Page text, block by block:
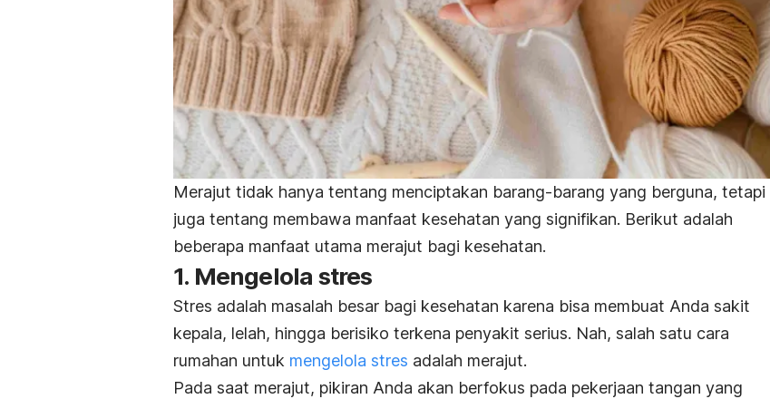
Merajut tidak hanya tentang menciptakan barang-barang yang berguna, tetapi
juga tentang membawa manfaat kesehatan yang signifikan. Berikut adalah
beberapa manfaat utama merajut bagi kesehatan.
1. Mengelola stres
Stres adalah masalah besar bagi kesehatan karena bisa membuat Anda sakit
kepala, lelah, hingga berisiko terkena penyakit serius. Nah, salah satu cara
rumahan untuk mengelola stres adalah merajut.
Pada saat merajut, pikiran Anda akan berfokus pada pekerjaan tangan yang